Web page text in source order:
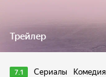
Трейлер
7.1 Сериалы Комедия